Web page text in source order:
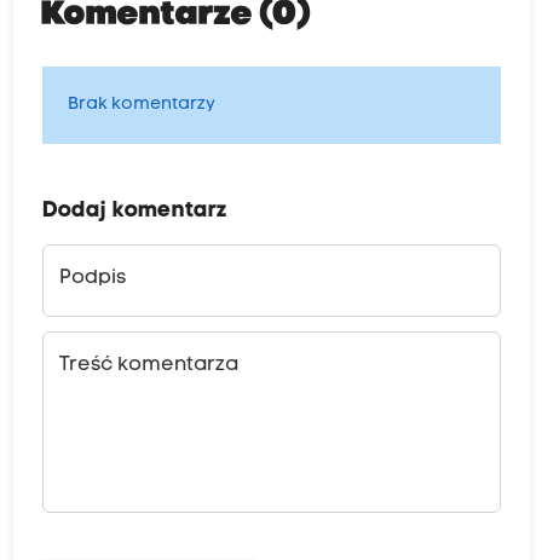
Komentarze (0)
Brak komentarzy
Dodaj komentarz
Podpis
Treść komentarza